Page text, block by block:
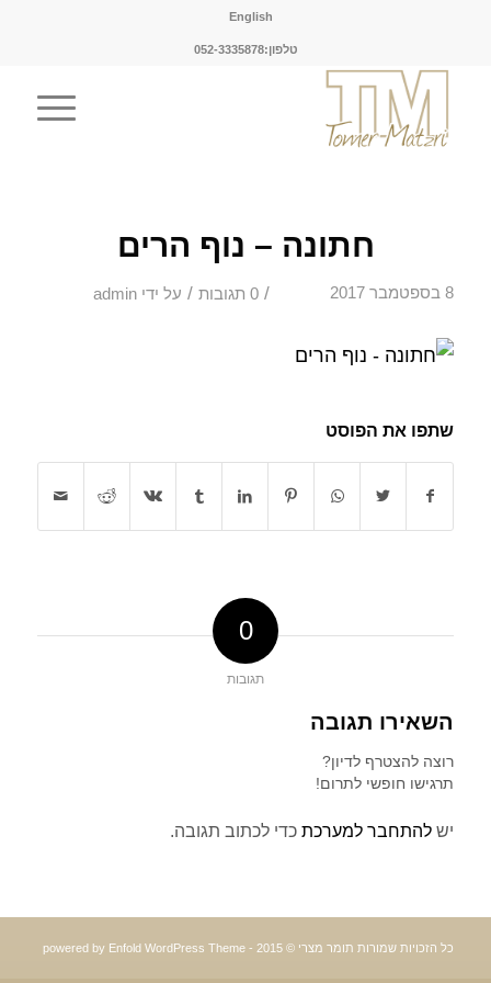
English
טלפון:052-3335878
חתונה – נוף הרים
8 בספטמבר 2017 / 0 תגובות / על ידיadmin
שתפו את הפוסט
0
תגובות
השאירו תגובה
רוצה להצטרף לדיון?
תרגישו חופשי לתרום!
יש להתחבר למערכתכדי לכתוב תגובה.
כל הזכויות שמורות תומר מצרי © 2015 - powered by Enfold WordPress Theme